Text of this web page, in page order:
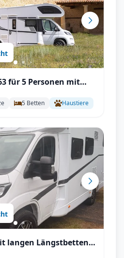
für 5 Personen mit
5 Betten Haustiere